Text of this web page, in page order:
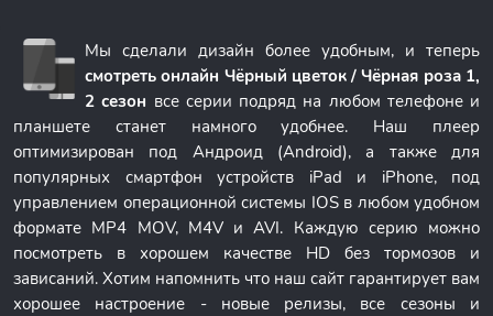
Мы сделали дизайн более удобным, и теперь
смотреть онлайн Чёрный цветок / Чёрная роза 1,
2 сезон все серии подряд на любом телефоне и
планшете станет намного удобнее. Наш плеер
оптимизирован под Андроид (Android), а также для
популярных смартфон устройств iPad и iPhone, под
управлением операционной системы IOS в любом удобном
формате MP4 MOV, M4V и AVI. Каждую серию можно
посмотреть в хорошем качестве HD без тормозов и
зависаний. Хотим напомнить что наш сайт гарантирует вам
хорошее настроение - новые релизы, все сезоны и